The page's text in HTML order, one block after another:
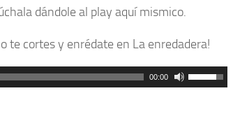
dándole al play aquí mismico.
te cortes y enrédate en La enredadera!
00:00
Utiliza